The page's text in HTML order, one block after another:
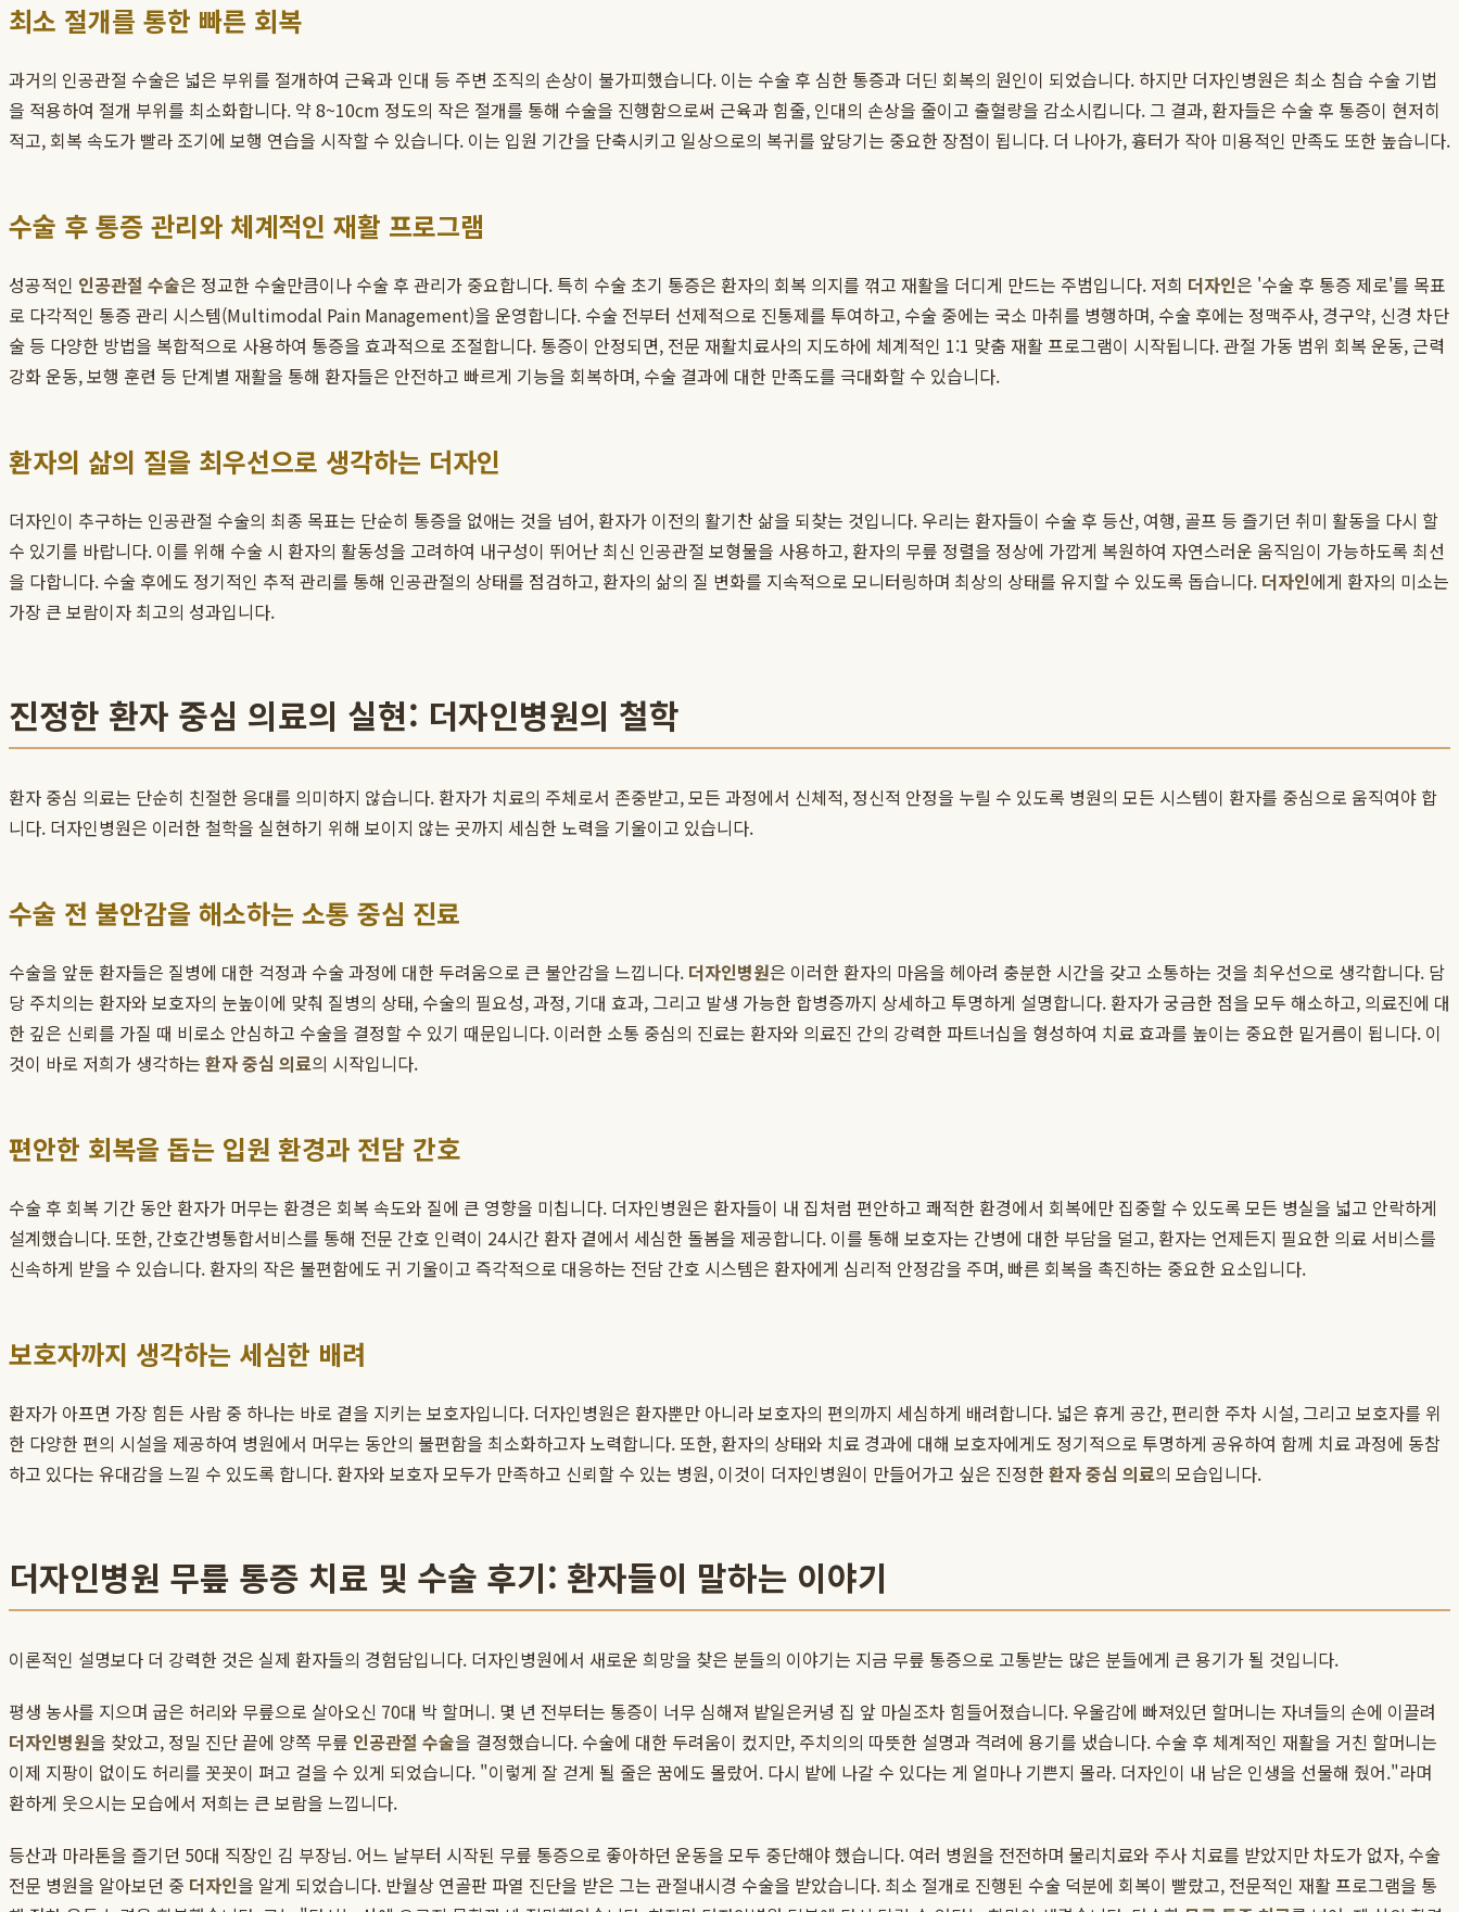
최소 절개를 통한 빠른 회복
과거의 인공관절 수술은 넓은 부위를 절개하여 근육과 인대 등 주변 조직의 손상이 불가피했습니다. 이는 수술 후 심한 통증과 더딘 회복의 원인이 되었습니다. 하지만 더자인병원은 최소 침습 수술 기법
을 적용하여 절개 부위를 최소화합니다. 약 8~10cm 정도의 작은 절개를 통해 수술을 진행함으로써 근육과 힘줄, 인대의 손상을 줄이고 출혈량을 감소시킵니다. 그 결과, 환자들은 수술 후 통증이 현저히
적고, 회복 속도가 빨라 조기에 보행 연습을 시작할 수 있습니다. 이는 입원 기간을 단축시키고 일상으로의 복귀를 앞당기는 중요한 장점이 됩니다. 더 나아가, 흉터가 작아 미용적인 만족도 또한 높습니다.
수술 후 통증 관리와 체계적인 재활 프로그램
성공적인 인공관절 수술은 정교한 수술만큼이나 수술 후 관리가 중요합니다. 특히 수술 초기 통증은 환자의 회복 의지를 꺾고 재활을 더디게 만드는 주범입니다. 저희 더자인은 '수술 후 통증 제로'를 목표
로 다각적인 통증 관리 시스템(Multimodal Pain Management)을 운영합니다. 수술 전부터 선제적으로 진통제를 투여하고, 수술 중에는 국소 마취를 병행하며, 수술 후에는 정맥주사, 경구약, 신경 차단
술 등 다양한 방법을 복합적으로 사용하여 통증을 효과적으로 조절합니다. 통증이 안정되면, 전문 재활치료사의 지도하에 체계적인 1:1 맞춤 재활 프로그램이 시작됩니다. 관절 가동 범위 회복 운동, 근력
강화 운동, 보행 훈련 등 단계별 재활을 통해 환자들은 안전하고 빠르게 기능을 회복하며, 수술 결과에 대한 만족도를 극대화할 수 있습니다.
환자의 삶의 질을 최우선으로 생각하는 더자인
더자인이 추구하는 인공관절 수술의 최종 목표는 단순히 통증을 없애는 것을 넘어, 환자가 이전의 활기찬 삶을 되찾는 것입니다. 우리는 환자들이 수술 후 등산, 여행, 골프 등 즐기던 취미 활동을 다시 할
수 있기를 바랍니다. 이를 위해 수술 시 환자의 활동성을 고려하여 내구성이 뛰어난 최신 인공관절 보형물을 사용하고, 환자의 무릎 정렬을 정상에 가깝게 복원하여 자연스러운 움직임이 가능하도록 최선
을 다합니다. 수술 후에도 정기적인 추적 관리를 통해 인공관절의 상태를 점검하고, 환자의 삶의 질 변화를 지속적으로 모니터링하며 최상의 상태를 유지할 수 있도록 돕습니다. 더자인에게 환자의 미소는
가장 큰 보람이자 최고의 성과입니다.
진정한 환자 중심 의료의 실현: 더자인병원의 철학
환자 중심 의료는 단순히 친절한 응대를 의미하지 않습니다. 환자가 치료의 주체로서 존중받고, 모든 과정에서 신체적, 정신적 안정을 누릴 수 있도록 병원의 모든 시스템이 환자를 중심으로 움직여야 합
니다. 더자인병원은 이러한 철학을 실현하기 위해 보이지 않는 곳까지 세심한 노력을 기울이고 있습니다.
수술 전 불안감을 해소하는 소통 중심 진료
수술을 앞둔 환자들은 질병에 대한 걱정과 수술 과정에 대한 두려움으로 큰 불안감을 느낍니다. 더자인병원은 이러한 환자의 마음을 헤아려 충분한 시간을 갖고 소통하는 것을 최우선으로 생각합니다. 담
당 주치의는 환자와 보호자의 눈높이에 맞춰 질병의 상태, 수술의 필요성, 과정, 기대 효과, 그리고 발생 가능한 합병증까지 상세하고 투명하게 설명합니다. 환자가 궁금한 점을 모두 해소하고, 의료진에 대
한 깊은 신뢰를 가질 때 비로소 안심하고 수술을 결정할 수 있기 때문입니다. 이러한 소통 중심의 진료는 환자와 의료진 간의 강력한 파트너십을 형성하여 치료 효과를 높이는 중요한 밑거름이 됩니다. 이
것이 바로 저희가 생각하는 환자 중심 의료의 시작입니다.
편안한 회복을 돕는 입원 환경과 전담 간호
수술 후 회복 기간 동안 환자가 머무는 환경은 회복 속도와 질에 큰 영향을 미칩니다. 더자인병원은 환자들이 내 집처럼 편안하고 쾌적한 환경에서 회복에만 집중할 수 있도록 모든 병실을 넓고 안락하게
설계했습니다. 또한, 간호간병통합서비스를 통해 전문 간호 인력이 24시간 환자 곁에서 세심한 돌봄을 제공합니다. 이를 통해 보호자는 간병에 대한 부담을 덜고, 환자는 언제든지 필요한 의료 서비스를
신속하게 받을 수 있습니다. 환자의 작은 불편함에도 귀 기울이고 즉각적으로 대응하는 전담 간호 시스템은 환자에게 심리적 안정감을 주며, 빠른 회복을 촉진하는 중요한 요소입니다.
보호자까지 생각하는 세심한 배려
환자가 아프면 가장 힘든 사람 중 하나는 바로 곁을 지키는 보호자입니다. 더자인병원은 환자뿐만 아니라 보호자의 편의까지 세심하게 배려합니다. 넓은 휴게 공간, 편리한 주차 시설, 그리고 보호자를 위
한 다양한 편의 시설을 제공하여 병원에서 머무는 동안의 불편함을 최소화하고자 노력합니다. 또한, 환자의 상태와 치료 경과에 대해 보호자에게도 정기적으로 투명하게 공유하여 함께 치료 과정에 동참
하고 있다는 유대감을 느낄 수 있도록 합니다. 환자와 보호자 모두가 만족하고 신뢰할 수 있는 병원, 이것이 더자인병원이 만들어가고 싶은 진정한환자 중심 의료의 모습입니다.
더자인병원 무릎 통증 치료 및 수술 후기: 환자들이 말하는 이야기
이론적인 설명보다 더 강력한 것은 실제 환자들의 경험담입니다. 더자인병원에서 새로운 희망을 찾은 분들의 이야기는 지금 무릎 통증으로 고통받는 많은 분들에게 큰 용기가 될 것입니다.
평생 농사를 지으며 굽은 허리와 무릎으로 살아오신 70대 박 할머니. 몇 년 전부터는 통증이 너무 심해져 밭일은커녕 집 앞 마실조차 힘들어졌습니다. 우울감에 빠져있던 할머니는 자녀들의 손에 이끌려
더자인병원을 찾았고, 정밀 진단 끝에 양쪽 무릎 인공관절 수술을 결정했습니다. 수술에 대한 두려움이 컸지만, 주치의의 따뜻한 설명과 격려에 용기를 냈습니다. 수술 후 체계적인 재활을 거친 할머니는
이제 지팡이 없이도 허리를 꼿꼿이 펴고 걸을 수 있게 되었습니다. "이렇게 잘 걷게 될 줄은 꿈에도 몰랐어. 다시 밭에 나갈 수 있다는 게 얼마나 기쁜지 몰라. 더자인이 내 남은 인생을 선물해 줬어."라며
환하게 웃으시는 모습에서 저희는 큰 보람을 느낍니다.
등산과 마라톤을 즐기던 50대 직장인 김 부장님. 어느 날부터 시작된 무릎 통증으로 좋아하던 운동을 모두 중단해야 했습니다. 여러 병원을 전전하며 물리치료와 주사 치료를 받았지만 차도가 없자, 수술
전문 병원을 알아보던 중 더자인을 알게 되었습니다. 반월상 연골판 파열 진단을 받은 그는 관절내시경 수술을 받았습니다. 최소 절개로 진행된 수술 덕분에 회복이 빨랐고, 전문적인 재활 프로그램을 통